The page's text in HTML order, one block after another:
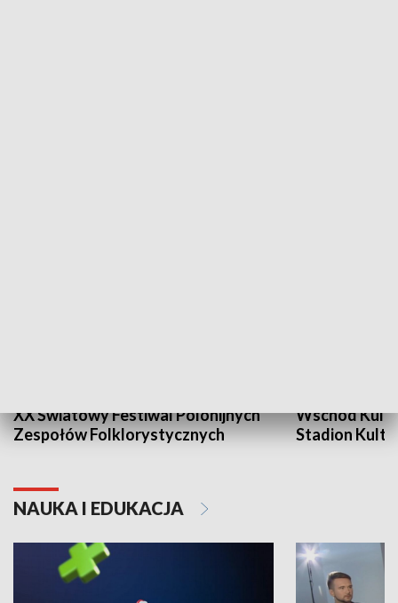
XX Światowy Festiwal Polonijnych
Zespołów Folklorystycznych
Wschód
Stadion
NAUKA I EDUKACJA